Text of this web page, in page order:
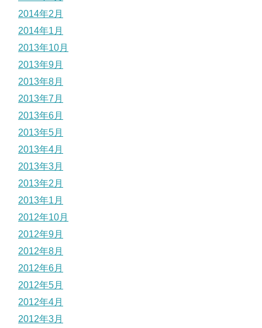
2014年2月
2014年1月
2013年10月
2013年9月
2013年8月
2013年7月
2013年6月
2013年5月
2013年4月
2013年3月
2013年2月
2013年1月
2012年10月
2012年9月
2012年8月
2012年6月
2012年5月
2012年4月
2012年3月